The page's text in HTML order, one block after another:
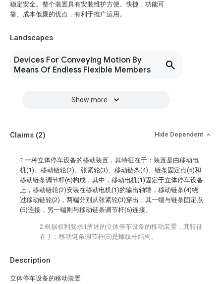
稳定安全。整个装置具有安装维护方便、快捷，功能可
靠、成本低廉的优点，有利于推广运用。
Landscapes
Devices For Conveying Motion By
Means Of Endless Flexible Members
Show more
Description
立体停车设备的移动装置
Claims (2) Hide Dependent
1.一种立体停车设备的移动装置，其特征在于：装置是由移动电
机(1)、移动链轮(2)、张紧轮(3)、移动链条(4)、链条固定点(5)和
移动链条调节杆(6)构成，其中，移动电机(1)固定于立体停车设备
上，移动链轮(2)安装在移动电机(1)的输出轴端，移动链条(4)绕
过移动链轮(2)，两端分别从张紧轮(3)穿出，其一端与链条固定点
(5)连接，另一端则与移动链条调节杆(6)连接。
2.根据权利要求1所述的立体停车设备的移动装置，其特征
在于：移动链条调节杆(6)是螺纹杆结构。